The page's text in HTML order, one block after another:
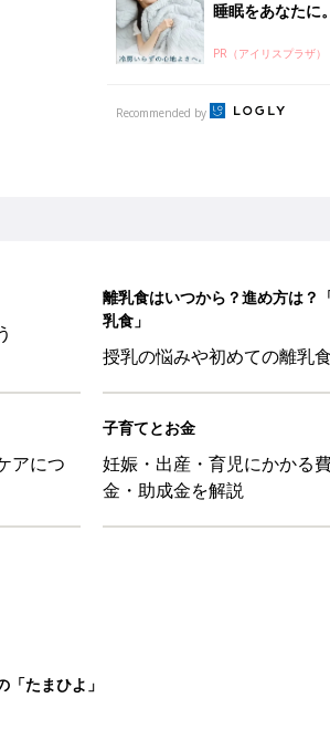
睡眠をあなたに。
PR（アイリスプラザ）
Recommended by
離乳食はいつから？進め方は？
乳食」
授乳の悩みや初めての離乳
アにつ
子育てとお金
妊娠・出産・育児にかかる
金・助成金を解説
たまひよ」